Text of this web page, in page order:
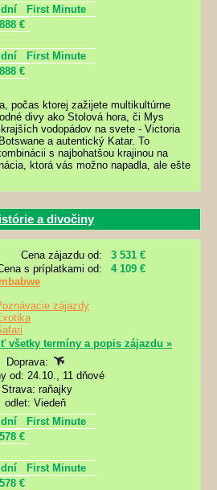
dní
First Minute
€
dní
First Minute
€
počas ktorej zažijete multikultúrne
divy ako Stolová hora, či Mys
vodopádov na svete - Victoria
a autentický Katar. To
s najbohatšou krajinou na
ktorá vás možno napadla, ale ešte
a divočiny
Cena zájazdu od:
3 531 €
s príplatkami od:
4 109 €
zájazdy
všetky termíny a popis zájazdu »
Doprava:
od: 24.10., 11 dňové
Strava: raňajky
odlet: Viedeň
dní
First Minute
€
dní
First Minute
€